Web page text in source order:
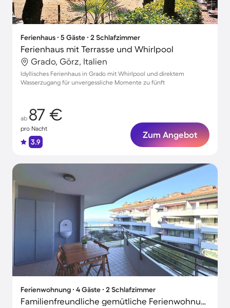
Ferienhaus ∙ 5 Gäste ∙ 2 Schlafzimmer
Ferienhaus mit Terrasse und Whirlpool
Grado, Görz, Italien
Idyllisches Ferienhaus in Grado mit Whirlpool und direktem
Wasserzugang für unvergessliche Momente zu fünft
ab 87 €
pro Nacht
3.9
Zum Angebot
Ferienwohnung ∙ 4 Gäste ∙ 2 Schlafzimmer
Familienfreundliche gemütliche Ferienwohnung mit Terrasse | Stadtblick | Nah am Strand | Haustiere erlaubt